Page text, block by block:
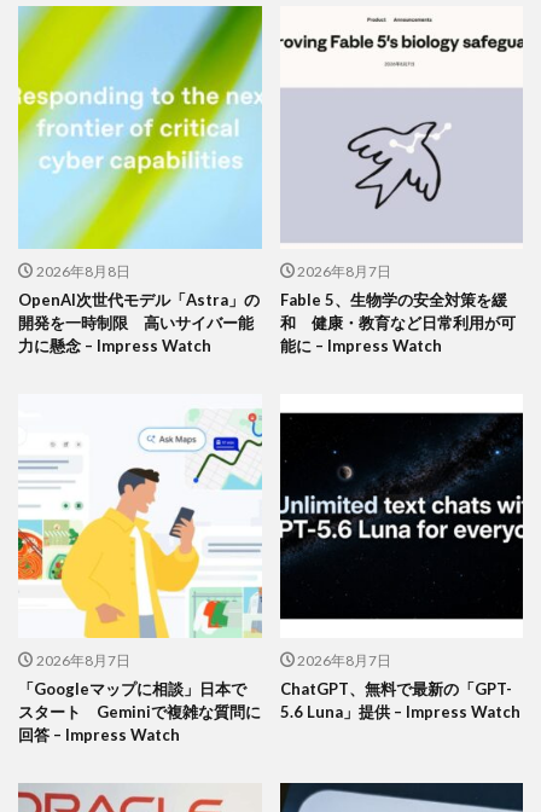
2026年8月8日
OpenAI次世代モデル「Astra」の
開発を一時制限 高いサイバー能
力に懸念 – Impress Watch
2026年8月7日
Fable 5、生物学の安全対策を緩
和 健康・教育など日常利用が可
能に – Impress Watch
2026年8月7日
「Googleマップに相談」日本で
スタート Geminiで複雑な質問に
回答 – Impress Watch
2026年8月7日
ChatGPT、無料で最新の「GPT-
5.6 Luna」提供 – Impress Watch